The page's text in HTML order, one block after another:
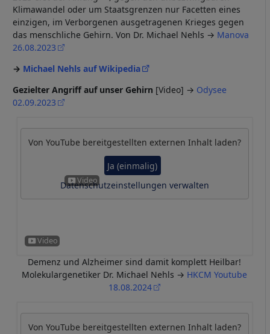
Klimawandel oder um Staatsgrenzen nur Facetten eines
einzigen, im Verborgenen ausgetragenen Krieges gegen
das menschliche Gehirn. Von Dr. Michael Nehls → Manova
26.08.2023
Michael Nehls auf Wikipedia
Gezielter Angriff auf unser Gehirn [Video] → Odysee
02.09.2023
Von YouTube bereitgestellten externen Inhalt laden?
Ja (einmalig)
Datenschutzeinstellungen verwalten
Demenz und Alzheimer sind damit komplett Heilbar!
Molekulargenetiker Dr. Michael Nehls → HKCM Youtube
18.08.2024
Von YouTube bereitgestellten externen Inhalt laden?